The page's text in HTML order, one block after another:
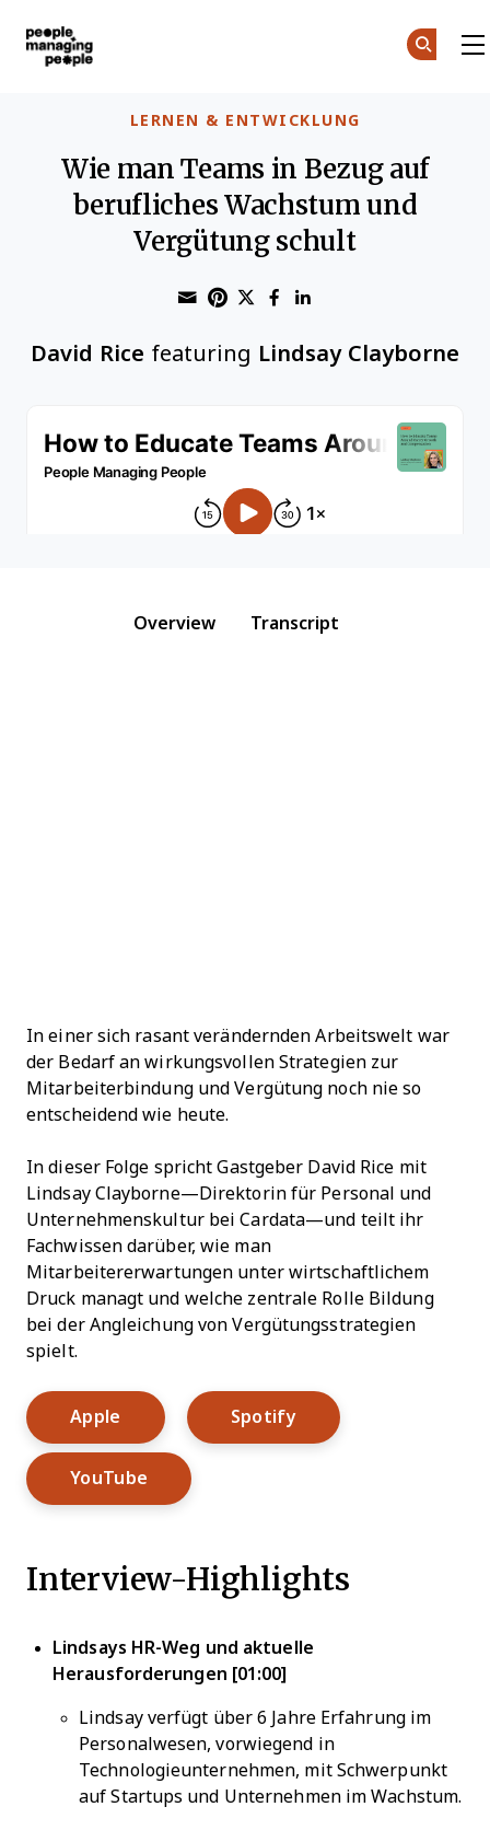
LERNEN & ENTWICKLUNG
Wie man Teams in Bezug auf
berufliches Wachstum und
Vergütung schult
Share through Email
Print this page
Share on Pinterest
Share on Twitter
Share on
David Rice featuring Lindsay Clayborne
Overview Transcript
In einer sich rasant verändernden Arbeitswelt war
der Bedarf an wirkungsvollen Strategien zur
Mitarbeiterbindung und Vergütung noch nie so
entscheidend wie heute.
In dieser Folge spricht Gastgeber David Rice mit
Lindsay Clayborne—Direktorin für Personal und
Unternehmenskultur bei Cardata—und teilt ihr
Fachwissen darüber, wie man
Mitarbeitererwartungen unter wirtschaftlichem
Druck managt und welche zentrale Rolle Bildung
bei der Angleichung von Vergütungsstrategien
spielt.
Apple Opens New Window
SpotifyOpens New Window
YouTube Opens New Window
Interview-Highlights
Lindsays HR-Weg und aktuelle
Herausforderungen [01:00]
Lindsay verfügt über 6 Jahre Erfahrung im
Personalwesen, vorwiegend in
Technologieunternehmen, mit Schwerpunkt
auf Startups und Unternehmen im Wachstum.